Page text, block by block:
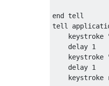
end tell
tell
keystroke
    delay 1
keystroke
    delay 1
keystroke